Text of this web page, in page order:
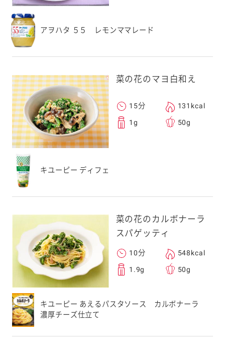
アヲハタ ５５ レモンママレード
菜の花のマヨ白和え
15分 131kcal
1g 50g
キユーピー ディフェ
菜の花のカルボナーラ
スパゲッティ
10分 548kcal
1.9g 50g
キユーピー あえるパスタソース カルボナーラ
濃厚チーズ仕立て